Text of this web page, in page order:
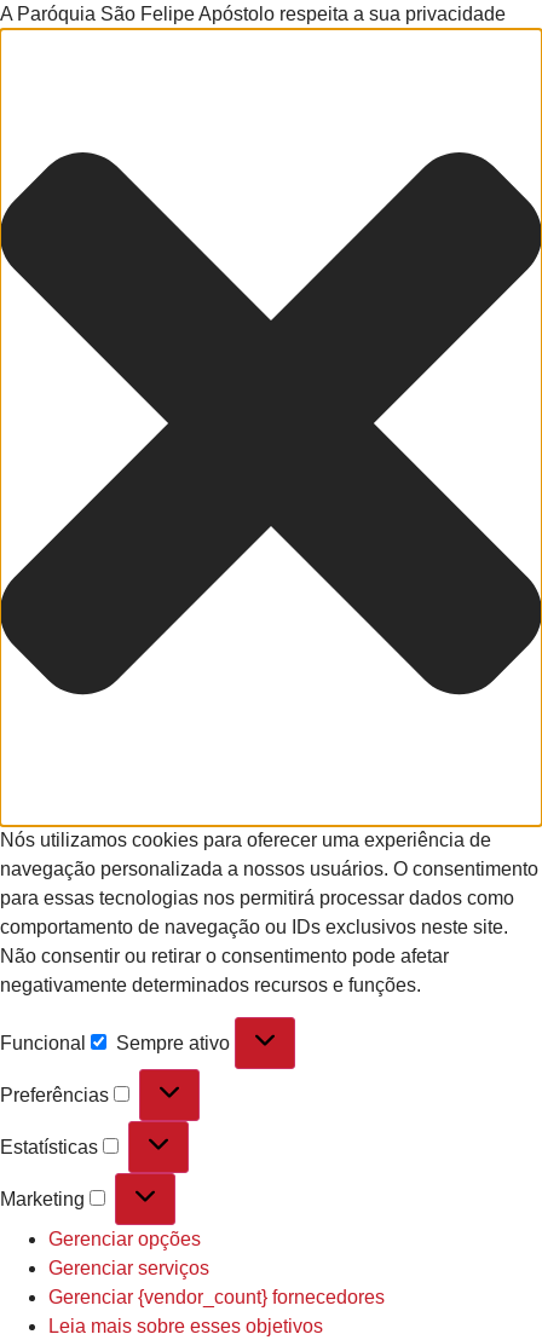
A Paróquia São Felipe Apóstolo respeita a sua privacidade
Nós utilizamos cookies para oferecer uma experiência de
navegação personalizada a nossos usuários. O consentimento
para essas tecnologias nos permitirá processar dados como
comportamento de navegação ou IDs exclusivos neste site.
Não consentir ou retirar o consentimento pode afetar
negativamente determinados recursos e funções.
Funcional Sempre ativo
Preferências
Estatísticas
Marketing
Gerenciar opções
Gerenciar serviços
Gerenciar {vendor_count} fornecedores
Leia mais sobre esses objetivos